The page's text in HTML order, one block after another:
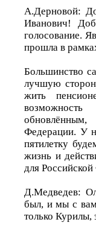
А.Дерновой:
Иванович!
голосование.
прошла в
Большинство
лучшую
жить
Федерации. У
пятилетку
жизнь и
для
Д.Медведев:
был, и мы с
только Курилы,